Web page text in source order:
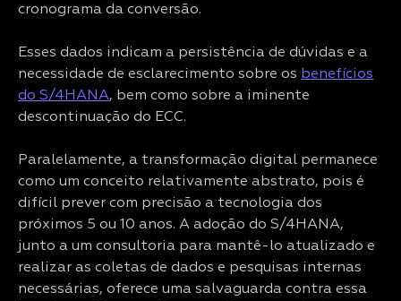
cronograma da conversão.
Esses dados indicam a persistência de dúvidas e a
necessidade de esclarecimento sobre os benefícios
do S/4HANA, bem como sobre a iminente
descontinuação do ECC.
Paralelamente, a transformação digital permanece
como um conceito relativamente abstrato, pois é
difícil prever com precisão a tecnologia dos
próximos 5 ou 10 anos. A adoção do S/4HANA,
junto a um consultoria para mantê-lo atualizado e
realizar as coletas de dados e pesquisas internas
necessárias, oferece uma salvaguarda contra essa